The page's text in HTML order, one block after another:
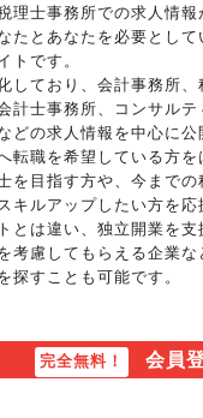
理士事務所での求人情
たとあなたを必要として
トです。
しており、会計事務所
計士事務所、コンサル
どの求人情報を中心に
転職を希望している方
を目指す方や、今まで
キルアップしたい方を応
とは違い、独立開業を
考慮してもらえる企業
探すことも可能です。
完全無料！ 会員